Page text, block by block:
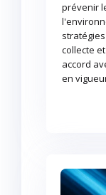
prévenir
collecte
accord
en